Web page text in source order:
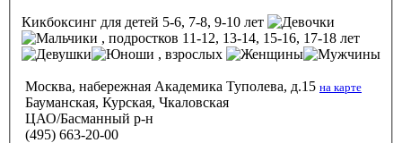
Кикбоксинг для детей 5-6, 7-8, 9-10 лет
, подростков 11-12, 13-14, 15-16, 17-18 лет
, взрослых
Москва, набережная Академика Туполева, д.15 на карте
Бауманская, Курская, Чкаловская
ЦАО/Басманный р-н
(495) 663-20-00